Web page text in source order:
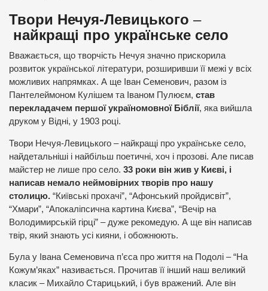
Твори Нечуя-Левицького –
найкращі про українське село
Вважається, що творчість Нечуя значно прискорила
розвиток української літератури, розширивши її межі у всіх
можливих напрямках. А ще Іван Семенович, разом із
Пантелеймоном Кулішем та Іваном Пулюєм, став
перекладачем першої україномовної Біблії, яка вийшла
друком у Відні, у 1903 році.
Твори Нечуя-Левицького – найкращі про українське село,
найдетальніші і найбільш поетичні, хоч і прозові. Але писав
майстер не лише про село. 33 роки він жив у Києві, і
написав немало неймовірних творів про нашу
столицю. “Київські прохачі”, “Афонський пройдисвіт”,
“Хмари”, “Апокаліпсична картина Києва”, “Вечір на
Володимирській гірці” – дуже рекомедую. А ще він написав
твір, який знають усі кияни, і обожнюють.
Була у Івана Семеновича п’єса про життя на Подолі – “На
Кожум’яках” називається. Прочитав її інший наш великий
класик – Михайло Старицький, і був вражений. Але він